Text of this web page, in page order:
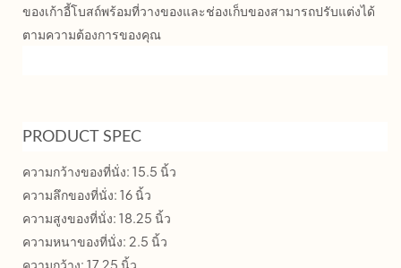
ของเก้าอี้โบสถ์พร้อมที่วางของและช่องเก็บของสามารถปรับแต่งได้
ตามความต้องการของคุณ
PRODUCT SPEC
ความกว้างของที่นั่ง: 15.5 นิ้ว
ความลึกของที่นั่ง: 16 นิ้ว
ความสูงของที่นั่ง: 18.25 นิ้ว
ความหนาของที่นั่ง: 2.5 นิ้ว
ความกว้าง: 17.25 นิ้ว